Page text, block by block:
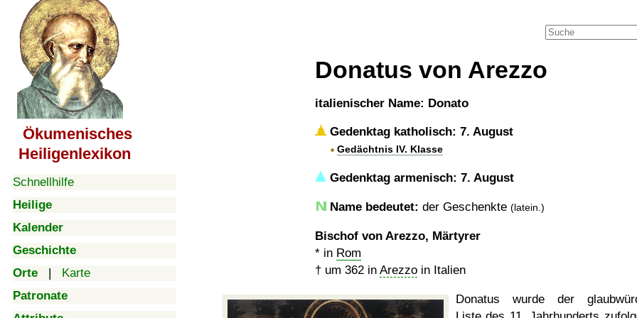
Ökumenisches
Heiligenlexikon
Schnellhilfe
Heilige
Kalender
Geschichte
Orte | Karte
Patronate
Donatus von Arezzo
italienischer Name: Donato
Gedenktag katholisch: 7. August
Gedächtnis IV. Klasse
Gedenktag armenisch: 7. August
Name bedeutet: der Geschenkte (latein.)
Bischof von Arezzo, Märtyrer
* in Rom
† um 362 in Arezzo in Italien
Donatus wurde der